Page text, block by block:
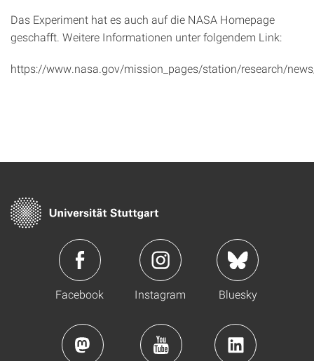
Das Experiment hat es auch auf die NASA Homepage
geschafft. Weitere Informationen unter folgendem Link:
https://www.nasa.gov/mission_pages/station/research/
Facebook Instagram Bluesky